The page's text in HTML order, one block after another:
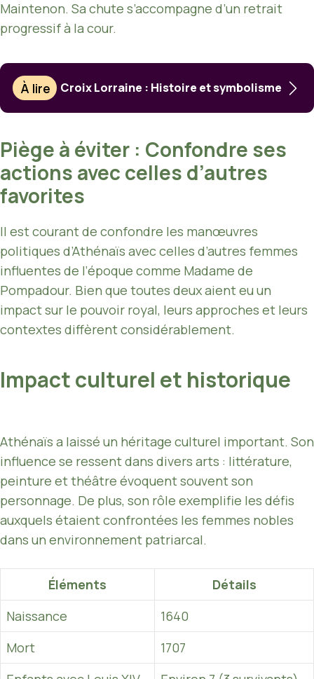
Maintenon. Sa chute s’accompagne d’un retrait
progressif à la cour.
À lire Croix Lorraine : Histoire et symbolisme
Piège à éviter : Confondre ses
actions avec celles d’autres
favorites
Il est courant de confondre les manœuvres
politiques d’Athénaïs avec celles d’autres femmes
influentes de l’époque comme Madame de
Pompadour. Bien que toutes deux aient eu un
impact sur le pouvoir royal, leurs approches et leurs
contextes diffèrent considérablement.
Impact culturel et historique
Athénaïs a laissé un héritage culturel important. Son
influence se ressent dans divers arts : littérature,
peinture et théâtre évoquent souvent son
personnage. De plus, son rôle exemplifie les défis
auxquels étaient confrontées les femmes nobles
dans un environnement patriarcal.
Éléments
Détails
Naissance
1640
Mort
1707